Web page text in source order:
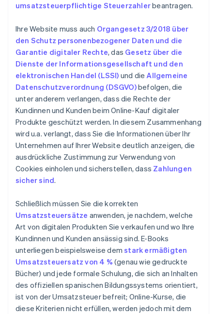
umsatzsteuerpflichtige Steuerzahlerbeantragen.
Ihre Website muss auch Organgesetz 3/2018 über
den Schutz personenbezogener Daten und die
Garantie digitaler Rechte, das Gesetz über die
Dienste der Informationsgesellschaft und den
elektronischen Handel (LSSI) und dieAllgemeine
Datenschutzverordnung (DSGVO)befolgen, die
unter anderem verlangen, dass die Rechte der
Kundinnen und Kunden beim Online-Kauf digitaler
Produkte geschützt werden. In diesem Zusammenhang
wird u.a. verlangt, dass Sie die Informationen über Ihr
Unternehmen auf Ihrer Website deutlich anzeigen, die
ausdrückliche Zustimmung zur Verwendung von
Cookies einholen und sicherstellen, dass Zahlungen
sicher sind.
Schließlich müssen Sie die korrekten
Umsatzsteuersätze anwenden, je nachdem, welche
Art von digitalen Produkten Sie verkaufen und wo Ihre
Kundinnen und Kunden ansässig sind. E-Books
unterliegen beispielsweise demstark ermäßigten
Umsatzsteuersatz von 4 % (genau wie gedruckte
Bücher) und jede formale Schulung, die sich an Inhalten
des offiziellen spanischen Bildungssystems orientiert,
ist von der Umsatzsteuer befreit; Online-Kurse, die
diese Kriterien nicht erfüllen, werden jedoch mit dem